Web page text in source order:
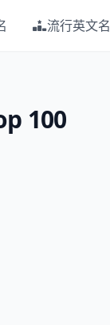
流行英文名
100